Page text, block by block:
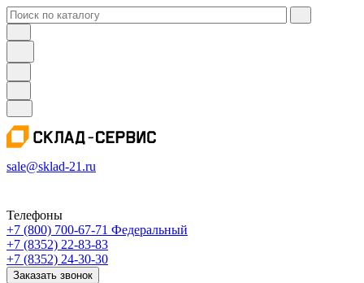
sale@sklad-21.ru
Телефоны
+7 (800) 700-67-71 Федеральный
+7 (8352) 22-83-83
+7 (8352) 24-30-30
Заказать звонок